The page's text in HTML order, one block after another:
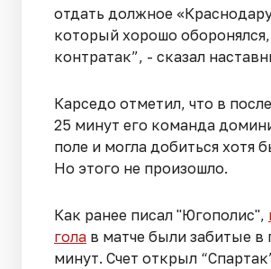
отдать должное
который хорошо
контратак”, - сказал
Карседо отметил, что в
25 минут его команда
поле и могла добиться хотя
Но этого не произошло.
Как ранее писал "Югополис",
гола в матче были забитые в
минут. Счет открыл